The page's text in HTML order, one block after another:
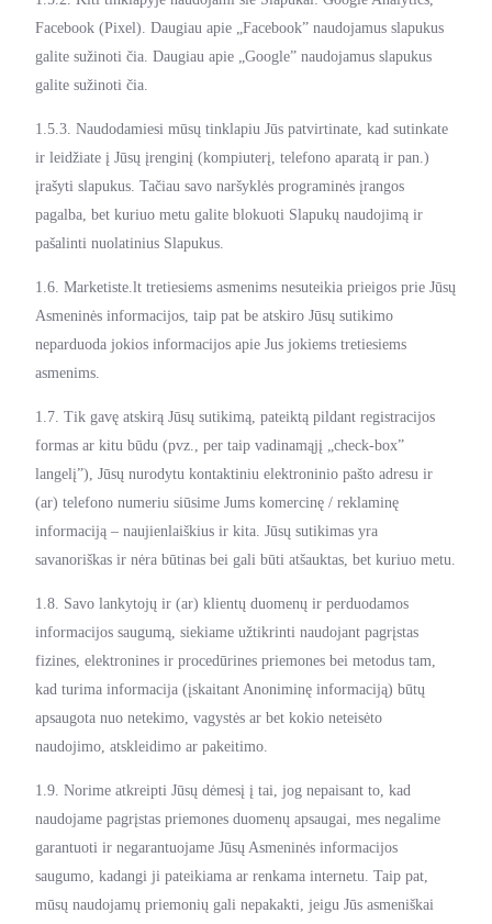
Facebook (Pixel). Daugiau apie „Facebook” naudojamus slapukus
galite sužinoti čia. Daugiau apie „Google” naudojamus slapukus
galite sužinoti čia.
1.5.3. Naudodamiesi mūsų tinklapiu Jūs patvirtinate, kad sutinkate
ir leidžiate į Jūsų įrenginį (kompiuterį, telefono aparatą ir pan.)
įrašyti slapukus. Tačiau savo naršyklės programinės įrangos
pagalba, bet kuriuo metu galite blokuoti Slapukų naudojimą ir
pašalinti nuolatinius Slapukus.
1.6. Marketiste.lt tretiesiems asmenims nesuteikia prieigos prie Jūsų
Asmeninės informacijos, taip pat be atskiro Jūsų sutikimo
neparduoda jokios informacijos apie Jus jokiems tretiesiems
asmenims.
1.7. Tik gavę atskirą Jūsų sutikimą, pateiktą pildant registracijos
formas ar kitu būdu (pvz., per taip vadinamąjį „check-box”
langelį”), Jūsų nurodytu kontaktiniu elektroninio pašto adresu ir
(ar) telefono numeriu siūsime Jums komercinę / reklaminę
informaciją – naujienlaiškius ir kita. Jūsų sutikimas yra
savanoriškas ir nėra būtinas bei gali būti atšauktas, bet kuriuo metu.
1.8. Savo lankytojų ir (ar) klientų duomenų ir perduodamos
informacijos saugumą, siekiame užtikrinti naudojant pagrįstas
fizines, elektronines ir procedūrines priemones bei metodus tam,
kad turima informacija (įskaitant Anoniminę informaciją) būtų
apsaugota nuo netekimo, vagystės ar bet kokio neteisėto
naudojimo, atskleidimo ar pakeitimo.
1.9. Norime atkreipti Jūsų dėmesį į tai, jog nepaisant to, kad
naudojame pagrįstas priemones duomenų apsaugai, mes negalime
garantuoti ir negarantuojame Jūsų Asmeninės informacijos
saugumo, kadangi ji pateikiama ar renkama internetu. Taip pat,
mūsų naudojamų priemonių gali nepakakti, jeigu Jūs asmeniškai